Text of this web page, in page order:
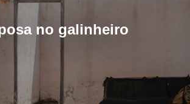
no galinheiro